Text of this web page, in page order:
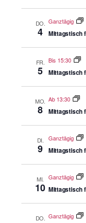
DO.
4
Ganztägig
Mittagstisch
FR.
5
Bis 15:30
Mittagstisch
MO.
8
Ab 13:30
Mittagstisch
DI.
9
Ganztägig
Mittagstisch
MI.
10
Ganztägig
Mittagstisch
DO. Ganztägig